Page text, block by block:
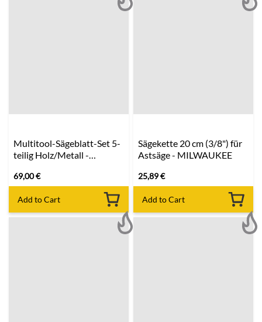
Multitool-Sägeblatt-Set 5-
teilig Holz/Metall -
69,00€
Add to Cart
Sägekette 20 cm (3/8") für
Astsäge - MILWAUKEE
25,89€
Add to Cart